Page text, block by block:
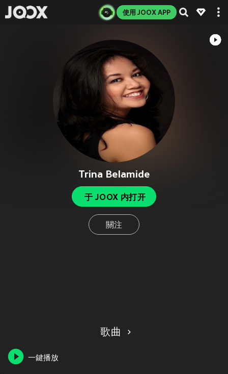
使用 JOOX APP
Trina Belamide
于 JOOX 内打开
關注
歌曲
一鍵播放